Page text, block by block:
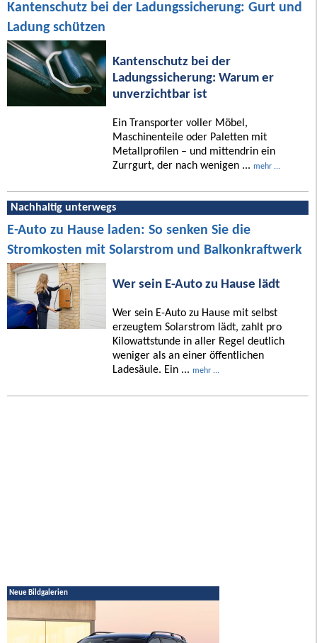
Kantenschutz bei der Ladungssicherung: Gurt und
Ladung schützen
Kantenschutz bei der
Ladungssicherung: Warum er
unverzichtbar ist
Ein Transporter voller Möbel,
Maschinenteile oder Paletten mit
Metallprofilen – und mittendrin ein
Zurrgurt, der nach wenigen ... mehr ...
Nachhaltig unterwegs
E-Auto zu Hause laden: So senken Sie die
Stromkosten mit Solarstrom und Balkonkraftwerk
Wer sein E-Auto zu Hause lädt
Wer sein E-Auto zu Hause mit selbst
erzeugtem Solarstrom lädt, zahlt pro
Kilowattstunde in aller Regel deutlich
weniger als an einer öffentlichen
Ladesäule. Ein ... mehr ...
Neue Bildgalerien